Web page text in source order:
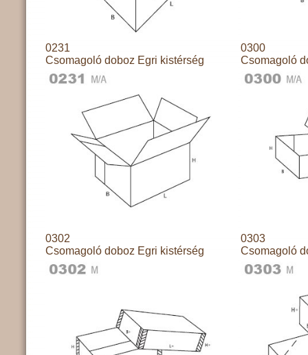
0231
Csomagoló doboz Egri kistérség
0300
Csomagoló
0302
Csomagoló doboz Egri kistérség
0303
Csomagoló